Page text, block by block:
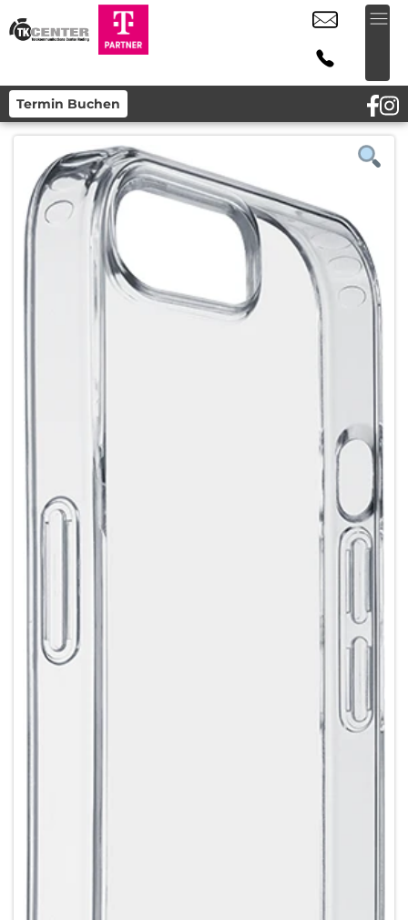
Termin Buchen